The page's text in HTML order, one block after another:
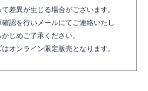
差異が生じる場合がございます。
確認を行いメールにてご連絡いたし
じめご了承ください。
オンライン限定販売となります。